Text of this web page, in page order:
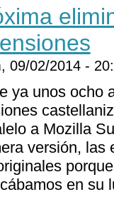
09/02/2014 -
ya unos ocho
a Mozilla
versión, las
en su